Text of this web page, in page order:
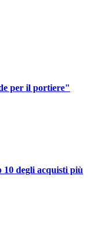
per il portiere"
10 degli acquisti più